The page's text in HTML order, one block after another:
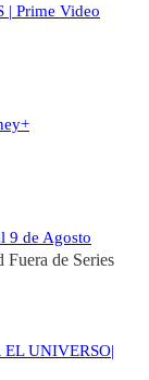
| Prime Video
9 de Agosto
Fuera de Series
UNIVERSO|